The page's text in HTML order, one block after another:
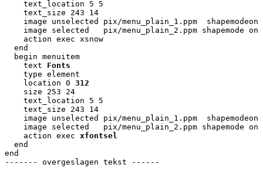
text_location 5 5
text_size 243 14
image unselected pix/menu_plain_1.ppm  shapemodeon
image selected   pix/menu_plain_2.ppm shapemode on
action exec xsnow
end
begin menuitem
text Fonts
type element
location 0 312
size 253 24
text_location 5 5
text_size 243 14
image unselected pix/menu_plain_1.ppm  shapemodeon
image selected   pix/menu_plain_2.ppm shapemode on
action exec xfontsel
end
end